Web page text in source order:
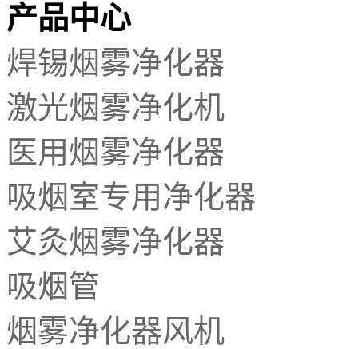
活...
理?
烟雾净化器只是科技所带来的一种产
物，在使用的过程如果没有注意一些
佳...
艾灸烟雾净化器除烟原理?
先天下之忧而优，后天下之乐而乐，
这是我们人的精神，面对艾灸烟雾的
烦恼，我们人以人为本，诚信为人
服...
为什么工厂要选择使用焊锡烟雾净化
器?
产品中心
焊锡烟雾净化器
激光烟雾净化机
医用烟雾净化器
吸烟室专用净化器
艾灸烟雾净化器
吸烟管
烟雾净化器风机